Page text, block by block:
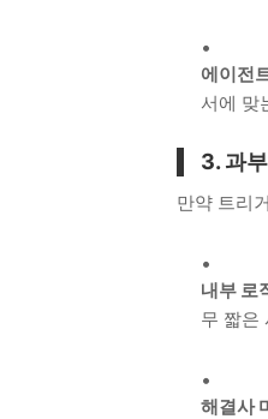
에이전
서에 맞
3. 과
만약 트리
내부 로
무 짧은
해결사